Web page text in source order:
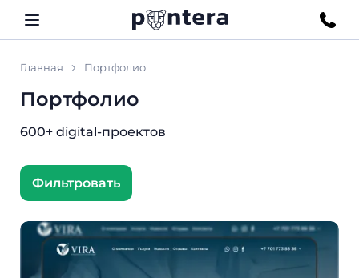
Главная Портфолио
Портфолио
600+ digital-проектов
Фильтровать